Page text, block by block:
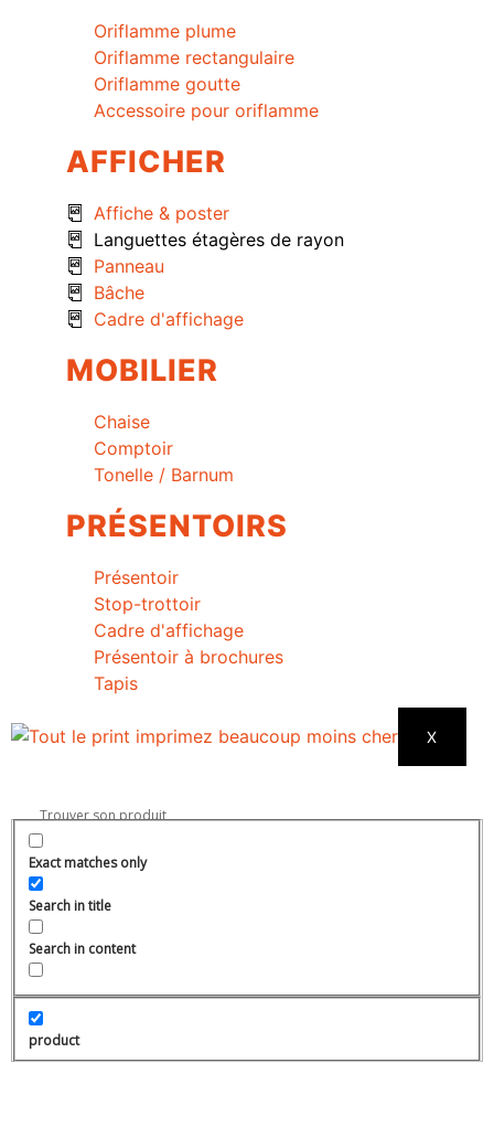
Oriflamme plume
Oriflamme rectangulaire
Oriflamme goutte
Accessoire pour oriflamme
AFFICHER
Affiche & poster
Languettes étagères de rayon
Panneau
Bâche
Cadre d'affichage
MOBILIER
Chaise
Comptoir
Tonelle / Barnum
PRÉSENTOIRS
Présentoir
Stop-trottoir
Cadre d'affichage
Présentoir à brochures
Tapis
X
Exact matches only
Search in title
Search in content
product